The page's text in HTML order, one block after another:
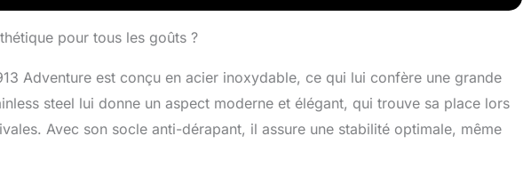
pour tous les goûts ?
Adventure est conçu en acier inoxydable, ce qui lui confère une grande
steel lui donne un aspect moderne et élégant, qui trouve sa place lors
Avec son socle anti-dérapant, il assure une stabilité optimale, même